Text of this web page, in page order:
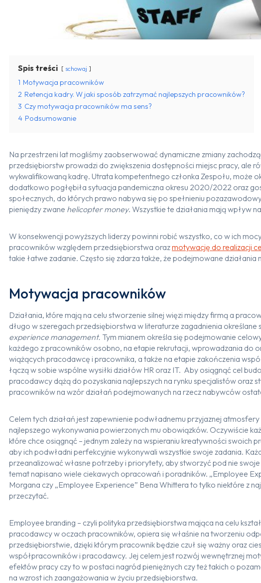
Spis treści schowaj
1 Motywacja pracowników
2 Retencja kadry. W jaki sposób zatrzymać najlepszych pracowników?
3 Czy motywacja pracowników ma sens?
4 Podsumowanie
Na przestrzeni lat mogliśmy zaobserwować dynamiczne zmiany
przedsiębiorstw prowadzi do zwiększenia dostępności miejsc pracy, ale
wykwalifikowaną kadrę. Utrata kompetentnego członka Zespołu, może
dodatkowo pogłębiła sytuacja pandemiczna okresu 2020/2022 oraz
społecznych, do których prawo nabywa się po spełnieniu
pieniędzy zwane helicopter money. Wszystkie te działania mają wpływ
W konsekwencji powyższych liderzy powinni robić wszystko, co w ich
pracowników względem przedsiębiorstwa orazmotywację do realizacji
takie łatwe zadanie. Często się zdarza także, że podejmowane
Motywacja pracowników
Działania, które mają na celu stworzenie silnej więzi między firmą a
długo w szeregach przedsiębiorstwa w literaturze zagadnienia określane
experience management. Tym mianem określa się podejmowanie
każdego z pracowników osobno, na etapie rekrutacji, wprowadzania do
wiążących pracodawcę i pracownika, a także na etapie zakończenia
łączą w sobie wspólne wysiłki działów HR oraz IT. Aby osiągnąć cel
pracodawcy dążą do pozyskania najlepszych na rynku specjalistów oraz
pracowników na wzór działań podejmowanych na rzecz nabywców
Celem tych działań jest zapewnienie podwładnemu przyjaznej
najlepszego wykonywania powierzonych mu obowiązków. Oczywiście
które chce osiągnąć – jednym zależy na wspieraniu kreatywności swoich
aby ich podwładni perfekcyjnie wykonywali wszystkie swoje zadania.
przeanalizować własne potrzeby i priorytety, aby stworzyć pod nie
temat napisano wiele ciekawych opracowań i poradników. „Employee
Morgana czy „Employee Experience” Bena Whittera to tylko niektóre z
przeczytać.
Employee branding – czyli polityka przedsiębiorstwa mająca na celu
pracodawcy w oczach pracowników, opiera się właśnie na tworzeniu
przedsiębiorstwie, dzięki którym pracownik będzie czuł się ważny oraz
współpracowników i pracodawcy. Jej celem jest rozwój wewnętrznej
efektów pracy czy to w postaci nagród pieniężnych czy też takich o
na wzrost ich zaangażowania w życiu przedsiębiorstwa.